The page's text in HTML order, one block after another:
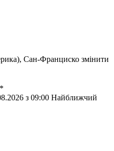
Сан-Франциско змінити
з 09:00 Найближчий